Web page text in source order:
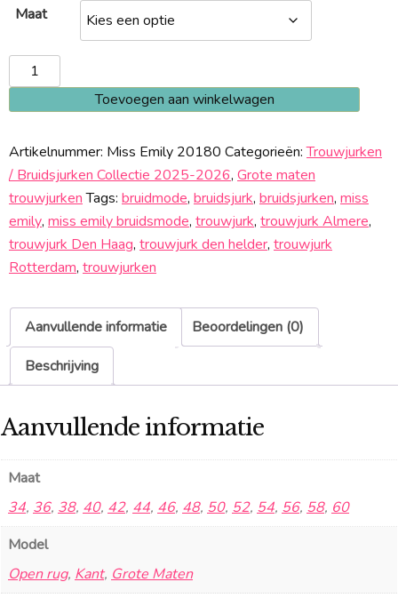
Maat
Miss
Emily
20180
Toevoegen aan winkelwagen
Artikelnummer: Miss Emily 20180 Categorieën:Trouwjurken
/ Bruidsjurken Collectie 2025-2026, Grote maten
trouwjurkenTags: bruidmode, bruidsjurk, bruidsjurken, miss
emily, miss emily bruidsmode, trouwjurk, trouwjurk Almere,
trouwjurk Den Haag, trouwjurk den helder, trouwjurk
Rotterdam, trouwjurken
Aanvullende informatie
Beoordelingen (0)
Beschrijving
Aanvullende informatie
Maat
34, 36, 38, 40, 42, 44, 46, 48, 50, 52, 54, 56, 58, 60
Model
Open rug, Kant, Grote Maten